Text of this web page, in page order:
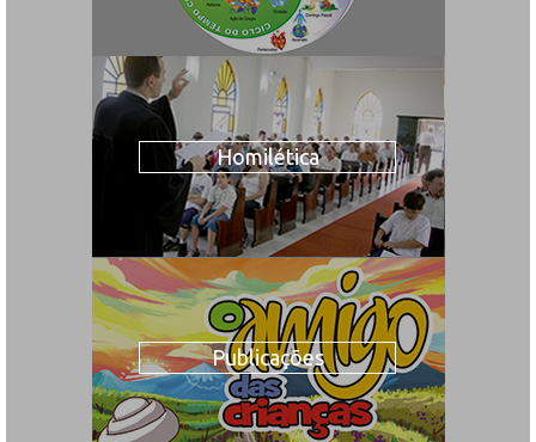
Homilética
Publicações